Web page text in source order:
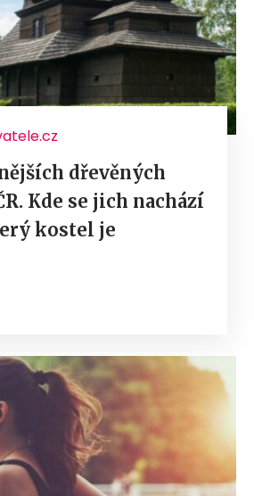
dřevěných
Kde se jich nachází
kostel je